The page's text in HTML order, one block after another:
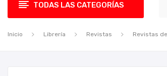
TODAS LAS CATEGORÍAS
Inicio Librería Revistas Revistas